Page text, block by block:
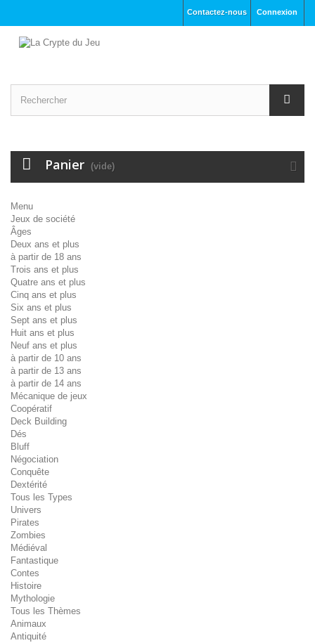
Connexion
Contactez-nous
Panier (vide)
Menu
Jeux de société
Âges
Deux ans et plus
à partir de 18 ans
Trois ans et plus
Quatre ans et plus
Cinq ans et plus
Six ans et plus
Sept ans et plus
Huit ans et plus
Neuf ans et plus
à partir de 10 ans
à partir de 13 ans
à partir de 14 ans
Mécanique de jeux
Coopératif
Deck Building
Dés
Bluff
Négociation
Conquête
Dextérité
Tous les Types
Univers
Pirates
Zombies
Médiéval
Fantastique
Contes
Histoire
Mythologie
Tous les Thèmes
Animaux
Antiquité